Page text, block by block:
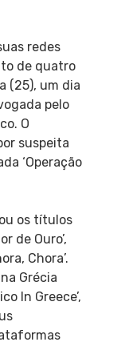
redes
de quatro
(25), um dia
pelo
O
suspeita
‘Operação
os títulos
de Ouro’,
Chora’.
Grécia
In Greece’,